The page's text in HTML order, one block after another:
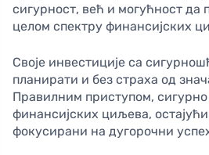
сигурност, већ и могућност да
целом спектру финансијских
Своје инвестиције са
планирати и без страха од
Правилним приступом, сигурно
финансијских циљева,
фокусирани на дугорочни